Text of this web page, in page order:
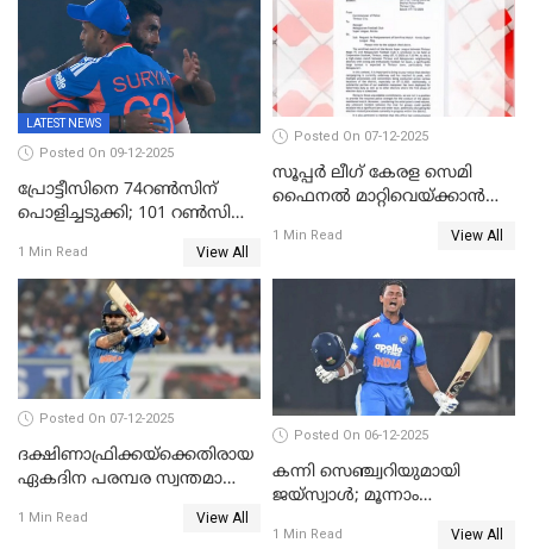
LATEST NEWS
Posted On 09-12-2025
പ്രോട്ടീസിനെ 74റൺസിന്‌
പൊളിച്ചടുക്കി; 101 റൺസിന്റെ
വിക്കറ്റ് തികയ്ക്കുന്ന
താരമായി ബുമ്ര
1 Min Read View All
Posted On 07-12-2025
സൂപ്പർ ലീഗ് കേരള സെമി
ഫൈനൽ മാറ്റിവെയ്ക്കാൻ
1 Min Read View All
Posted On 07-12-2025
ദക്ഷിണാഫ്രിക്കയ്‌ക്കെതിരായ
ഏകദിന പരമ്പര സ്വന്തമാക്കി
1 Min Read View All
Posted On 06-12-2025
കന്നി സെഞ്ച്വറിയുമായി
ജയ്‌സ്വാൾ; മൂന്നാം
പ്രോട്ടീസിനെതിരെ ജയം,
1 Min Read View All